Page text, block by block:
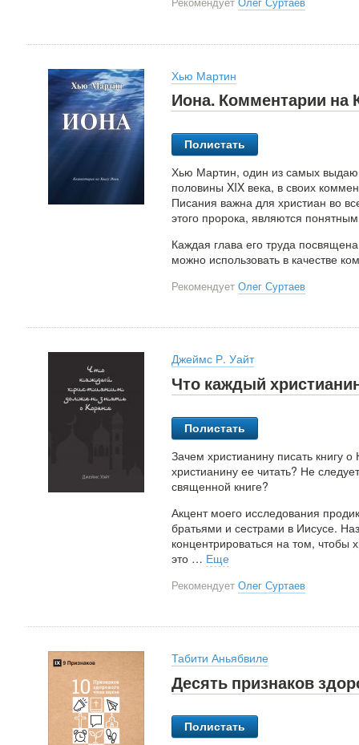
Хью Мартин
Иона. Комментарии на
Полистать
Хью Мартин, один из самых
половины XIX века, в своих
Писания важна для христиан во
этого пророка, являются
Каждая глава его труда
можно использовать в качестве
Рекомендует Олег Суртаев
Джеймс Р. Уайт
Что каждый
Полистать
Зачем христианину писать книгу
христианину ее читать? Не
священной книге?
Акцент моего исследования
братьями и сестрами в Иисусе.
концентрироваться на том, чтобы
это … Еще
Рекомендует Олег Суртаев
Табити Аньябвиле
Десять признаков
Полистать